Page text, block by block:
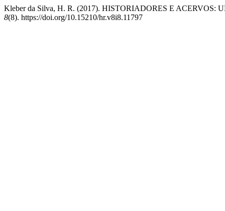
Kleber da Silva, H. R. (2017). HISTORIADORES E
8(8). https://doi.org/10.15210/hr.v8i8.11797